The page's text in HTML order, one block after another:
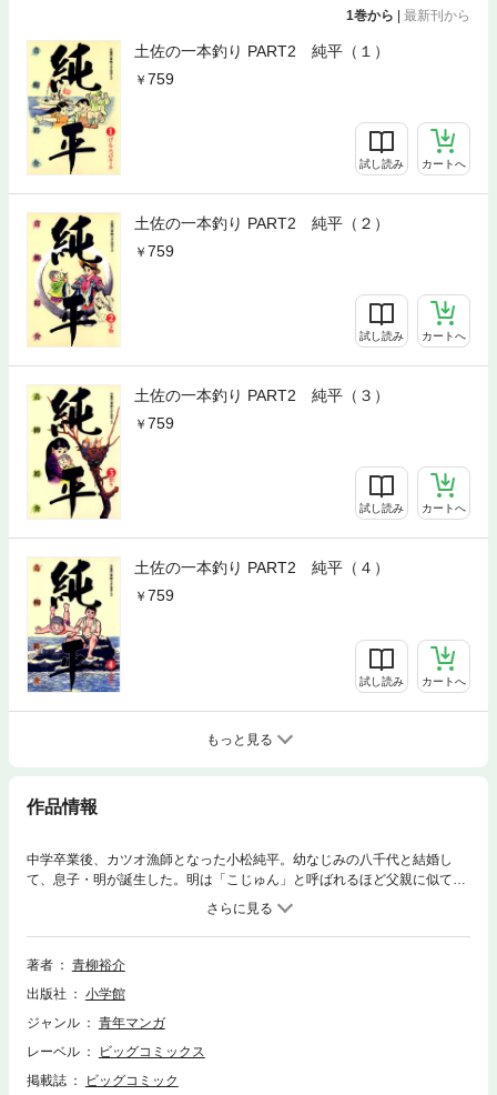
1巻から | 最新刊から
土佐の一本釣り PART2 純平（１）
759
試し読み カートへ
土佐の一本釣り PART2 純平（２）
759
試し読み カートへ
土佐の一本釣り PART2 純平（３）
759
試し読み カートへ
土佐の一本釣り PART2 純平（４）
759
試し読み カートへ
もっと見る
作品情報
中学卒業後、カツオ漁師となった小松純平。幼なじみの八千代と結婚し
て、息子・明が誕生した。明は「こじゅん」と呼ばれるほど父親に似て頑
固でワンパクに育つ。１年の大半を漁で留守にする純平と明の親子関係
は!? 「土佐の一本釣り」完結編！待望の第1巻！！
著者
青柳裕介
出版社
小学館
ジャンル
青年マンガ
レーベル
ビッグコミックス
掲載誌
ビッグコミック